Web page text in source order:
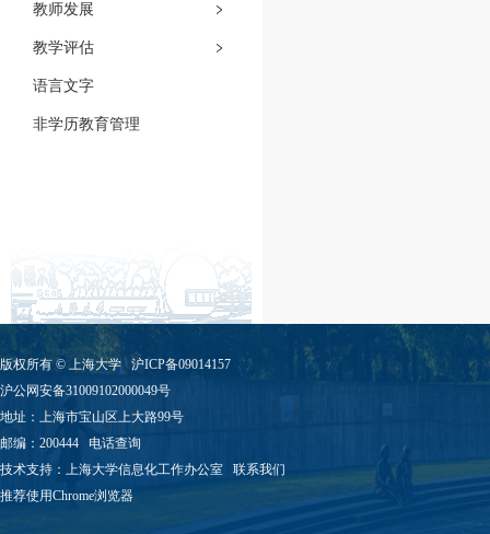
教师发展
教学评估
语言文字
非学历教育管理
版权所有 ©上海大学
沪ICP备09014157
沪公网安备31009102000049号
地址：上海市宝山区上大路99号
邮编：200444 电话查询
技术支持： 上海大学信息化工作办公室 联系我们
推荐使用Chrome浏览器